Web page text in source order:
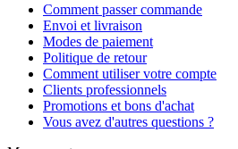
Comment passer commande
Envoi et livraison
Modes de paiement
Politique de retour
Comment utiliser votre compte
Clients professionnels
Promotions et bons d'achat
Vous avez d'autres questions ?